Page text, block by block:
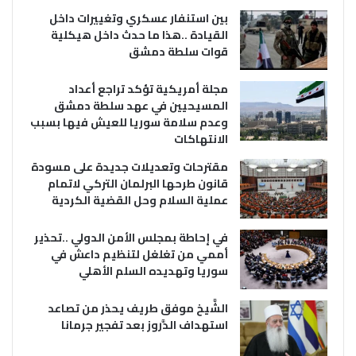
بين استنفار عسكري وتغييرات داخل
القيادة ..هذا ما حدث داخل هيكلية
قوات سلطة دمشق
مجلة أمريكية تؤكد تراجع أعداد
المسيحيين في عهد سلطة دمشق
وعدم سلامة سوريا للعيش فيها بسبب
الانتهاكات
مقترحات وتعديلات جديدة على مسودة
قانون طرحها البرلمان التركي لاتمام
عملية السلام وحل القضية الكردية
في إحاطة بمجلس الأمن الدولي ..تحذير
أممي من تغلغل لتنظيم داعش في
سوريا وتهديده السلم الأهلي
الشَّيخ موفق طريف يحذر من تصاعد
استهداف الدَّروز بعد تفجير جرمانا